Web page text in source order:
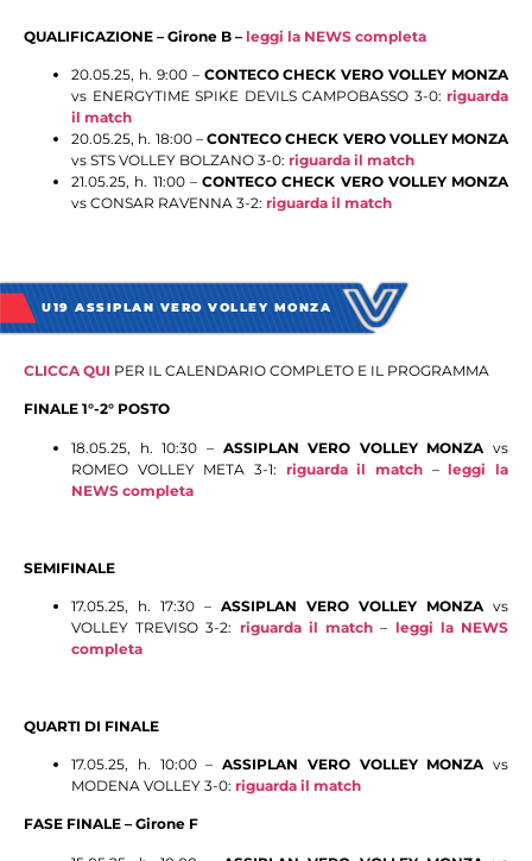
QUALIFICAZIONE – Girone B – leggi la NEWS completa
20.05.25, h. 9:00 – CONTECO CHECK VERO VOLLEY MONZA
vs ENERGYTIME SPIKE DEVILS CAMPOBASSO 3-0: riguarda
il match
20.05.25, h. 18:00 – CONTECO CHECK VERO VOLLEY MONZA
vs STS VOLLEY BOLZANO 3-0: riguarda il match
21.05.25, h. 11:00 – CONTECO CHECK VERO VOLLEY MONZA
vs CONSAR RAVENNA 3-2: riguarda il match
U19 ASSIPLAN VERO VOLLEY MONZA
CLICCA QUI PER IL CALENDARIO COMPLETO E IL PROGRAMMA
FINALE 1°-2° POSTO
18.05.25, h. 10:30 – ASSIPLAN VERO VOLLEY MONZA vs
ROMEO VOLLEY META 3-1: riguarda il match –leggi la
NEWS completa
SEMIFINALE
17.05.25, h. 17:30 – ASSIPLAN VERO VOLLEY MONZA vs
VOLLEY TREVISO 3-2: riguarda il match – leggi la NEWS
completa
QUARTI DI FINALE
17.05.25, h. 10:00 – ASSIPLAN VERO VOLLEY MONZAvs
MODENA VOLLEY 3-0: riguarda il match
FASE FINALE – Girone F